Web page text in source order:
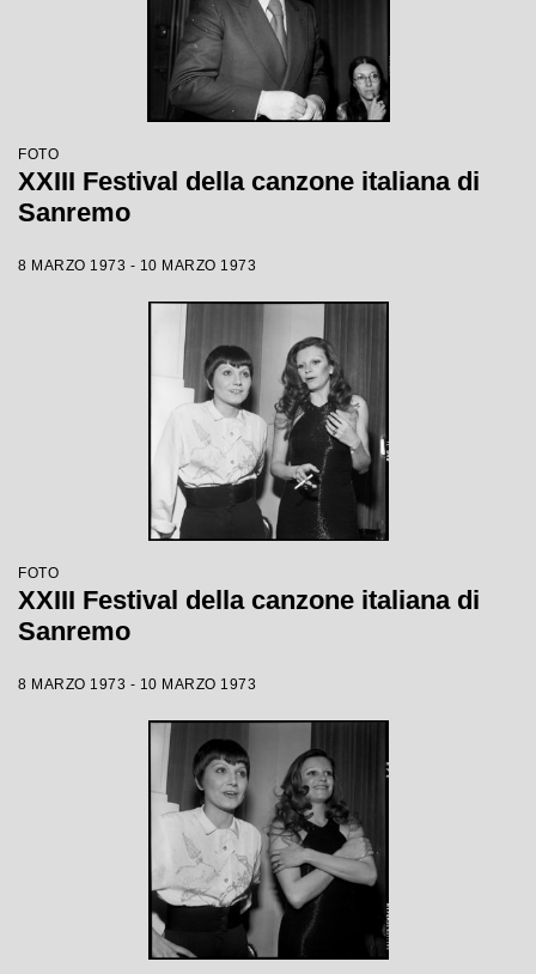
FOTO
XXIII Festival della canzone italiana di
Sanremo
8 MARZO 1973 - 10 MARZO 1973
FOTO
XXIII Festival della canzone italiana di
Sanremo
8 MARZO 1973 - 10 MARZO 1973